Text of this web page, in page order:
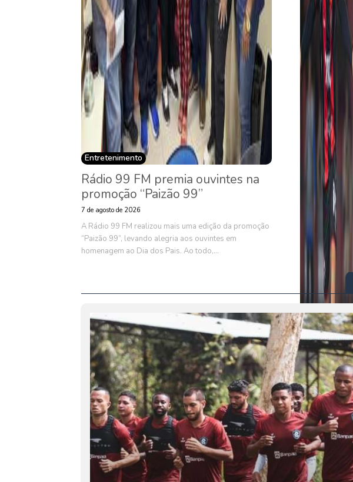
Entretenimento
Rádio 99 FM premia ouvintes na
promoção “Paizão 99”
7 de agosto de 2026
A Rádio 99 FM realizou mais uma edição da promoção
“Paizão 99”, levando alegria aos ouvintes em
homenagem ao Dia dos Pais. Ao todo,...